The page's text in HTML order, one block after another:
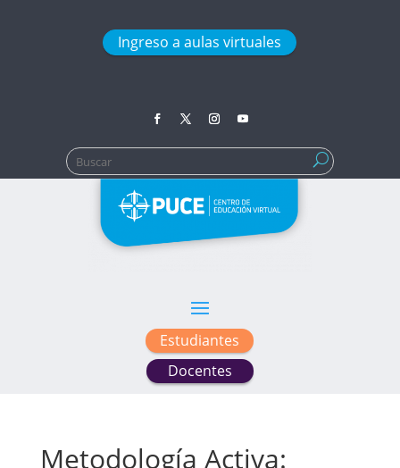
Ingreso a aulas virtuales
Buscar:
Estudiantes
Docentes
Metodología Activa: